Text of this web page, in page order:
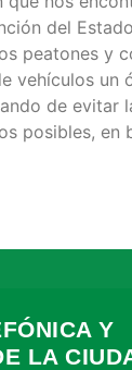
del
peatones y
vehículos un
de evitar
posibles, en
Y
LA